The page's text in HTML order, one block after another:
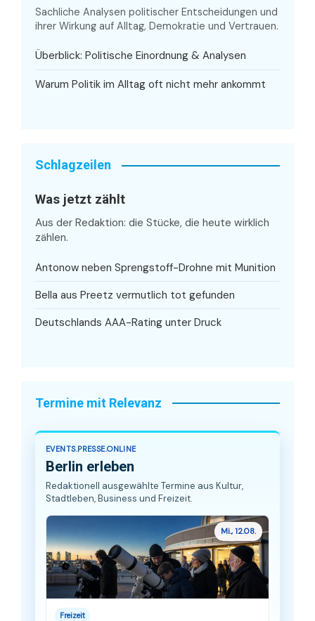
Sachliche Analysen politischer Entscheidungen und
ihrer Wirkung auf Alltag, Demokratie und Vertrauen.
Überblick: Politische Einordnung & Analysen
Warum Politik im Alltag oft nicht mehr ankommt
Schlagzeilen
Was jetzt zählt
Aus der Redaktion: die Stücke, die heute wirklich
zählen.
Antonow neben Sprengstoff-Drohne mit Munition
Bella aus Preetz vermutlich tot gefunden
Deutschlands AAA-Rating unter Druck
Termine mit Relevanz
EVENTS.PRESSE.ONLINE
Berlin erleben
Redaktionell ausgewählte Termine aus Kultur,
Stadtleben, Business und Freizeit.
Mi., 12.08.
Freizeit